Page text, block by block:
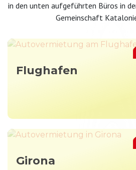
in den unten aufgeführten Büros in
Gemeinschaft
Flughafen
Girona